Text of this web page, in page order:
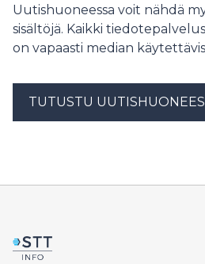
Uutishuoneessa voit nähdä
sisältöjä. Kaikki
on vapaasti median
TUTUSTU